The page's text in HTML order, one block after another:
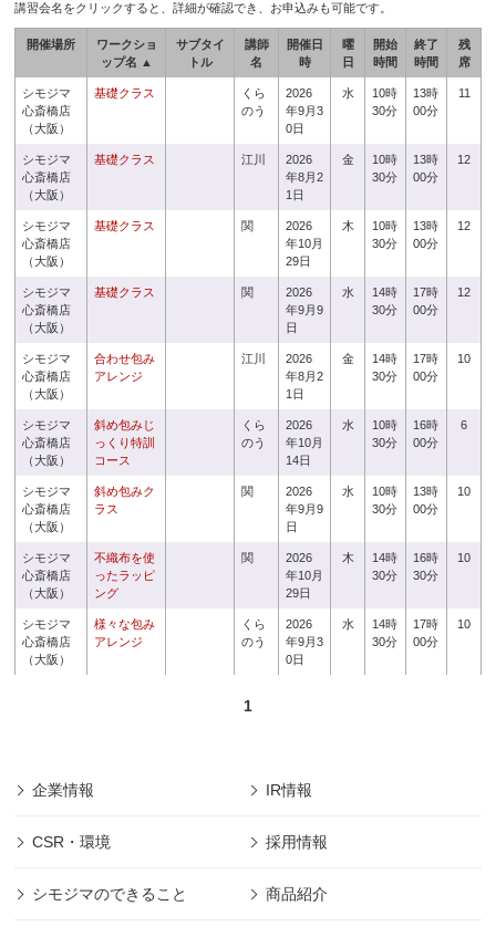
講習会名をクリックすると、詳細が確認でき、お申込みも可能です。
開催場所
ワークショ
ップ名 ▲
サブタイ
トル
講師
名
開催日
時
曜
日
開始
時間
終了
時間
残
席
シモジマ
心斎橋店
（大阪）
基礎クラス
くら
のう
2026
年9月3
0日
水
10時
30分
13時
00分
11
シモジマ
心斎橋店
（大阪）
基礎クラス 江川
2026
年8月2
1日
金
10時
30分
13時
00分
12
シモジマ
心斎橋店
（大阪）
基礎クラス 関
2026
年10月
29日
木
10時
30分
13時
00分
12
シモジマ
心斎橋店
（大阪）
基礎クラス 関
2026
年9月9
日
水
14時
30分
17時
00分
12
シモジマ
心斎橋店
（大阪）
合わせ包み
アレンジ
江川
2026
年8月2
1日
金
14時
30分
17時
00分
10
シモジマ
心斎橋店
（大阪）
斜め包みじ
っくり特訓
コース
くら
のう
2026
年10月
14日
水
10時
30分
16時
00分
6
シモジマ
心斎橋店
（大阪）
斜め包みク
ラス
関
2026
年9月9
日
水
10時
30分
13時
00分
10
シモジマ
心斎橋店
（大阪）
不織布を使
ったラッピ
ング
関
2026
年10月
29日
木
14時
30分
16時
30分
10
シモジマ
心斎橋店
（大阪）
様々な包み
アレンジ
くら
のう
2026
年9月3
0日
水
14時
30分
17時
00分
10
1
企業情報 IR情報
CSR・環境 採用情報
シモジマのできること 商品紹介